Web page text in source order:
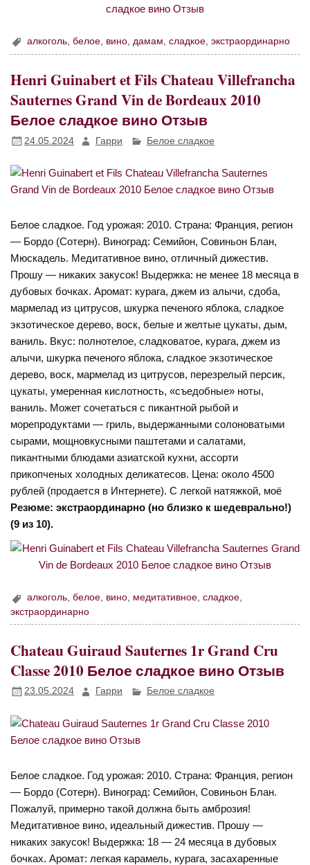
алкоголь ,белое вино дамам ,сладкое ,экстраординарно
Henri Guinabert et Fils Chateau Villefrancha
Sauternes Grand Vin de Bordeaux 2010
Белое сладкое вино Отзыв
24.05.2024 Гарри Белое сладкое
Белое сладкое. Год урожая: 2010. Страна: Франция, регион
— Бордо (Сотерн). Виноград: Семийон, Совиньон Блан,
Мюскадель. Медитативное вино, отличный дижестив.
Прошу — никаких закусок! Выдержка: не менее 18 месяца в
дубовых бочках. Аромат: курага, джем из алычи, сдоба,
мармелад из цитрусов, шкурка печеного яблока, сладкое
экзотическое дерево, воск, белые и желтые цукаты, дым,
ваниль. Вкус: полнотелое, сладковатое, курага, джем из
алычи, шкурка печеного яблока, сладкое экзотическое
дерево, воск, мармелад из цитрусов, перезрелый персик,
цукаты, умеренная кислотность, «съедобные» ноты,
ваниль. Может сочетаться с пикантной рыбой и
морепродуктами — гриль, выдержанными солоноватыми
сырами, мощновкусными паштетами и салатами,
пикантными блюдами азиатской кухни, ассорти
прикопченых холодных деликатесов. Цена: около 4500
рублей (продается в Интернете). С легкой натяжкой, моё
Резюме: экстраординарно (но близко к шедеврально!)
(9 из 10).
алкоголь,белое, вино, медитативное,сладкое,
экстраординарно
Chateau Guiraud Sauternes 1r Grand Cru
Classe 2010 Белое сладкое вино Отзыв
23.05.2024 Гарри Белое сладкое
Белое сладкое. Год урожая: 2010. Страна: Франция, регион
— Бордо (Сотерн). Виноград: Семийон, Совиньон Блан.
Пожалуй, примерно такой должна быть амброзия!
Медитативное вино, идеальный дижестив. Прошу —
никаких закусок! Выдержка: 18 — 24 месяца в дубовых
бочках. Аромат: легкая карамель, курага, засахаренные